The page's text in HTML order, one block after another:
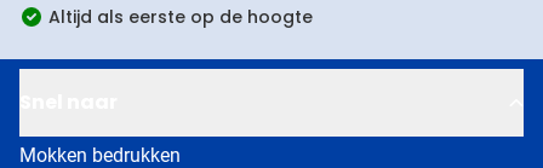
Altijd als eerste op de hoogte
Mokken bedrukken